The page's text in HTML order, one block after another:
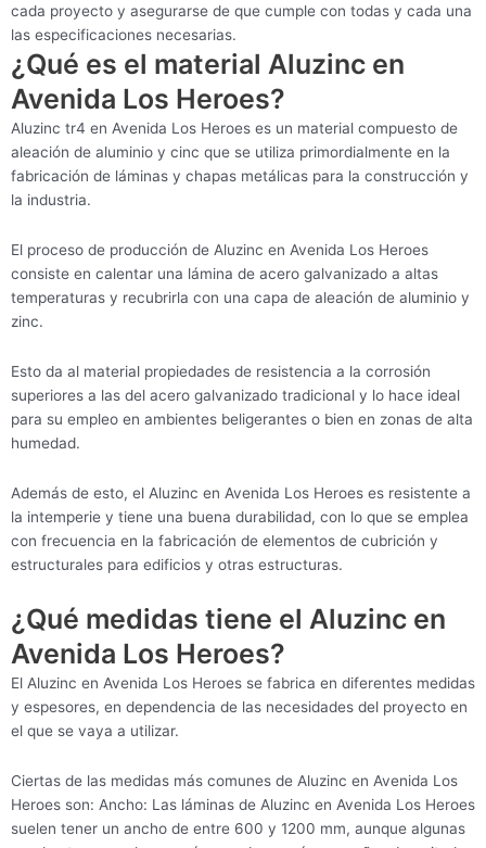
cada proyecto y asegurarse de que cumple con todas y cada una
las especificaciones necesarias.
¿Qué es el material Aluzinc en
Avenida Los Heroes?
Aluzinc tr4 en Avenida Los Heroes es un material compuesto de
aleación de aluminio y cinc que se utiliza primordialmente en la
fabricación de láminas y chapas metálicas para la construcción y
la industria.
El proceso de producción de Aluzinc en Avenida Los Heroes
consiste en calentar una lámina de acero galvanizado a altas
temperaturas y recubrirla con una capa de aleación de aluminio y
zinc.
Esto da al material propiedades de resistencia a la corrosión
superiores a las del acero galvanizado tradicional y lo hace ideal
para su empleo en ambientes beligerantes o bien en zonas de alta
humedad.
Además de esto, el Aluzinc en Avenida Los Heroes es resistente a
la intemperie y tiene una buena durabilidad, con lo que se emplea
con frecuencia en la fabricación de elementos de cubrición y
estructurales para edificios y otras estructuras.
¿Qué medidas tiene el Aluzinc en
Avenida Los Heroes?
El Aluzinc en Avenida Los Heroes se fabrica en diferentes medidas
y espesores, en dependencia de las necesidades del proyecto en
el que se vaya a utilizar.
Ciertas de las medidas más comunes de Aluzinc en Avenida Los
Heroes son: Ancho: Las láminas de Aluzinc en Avenida Los Heroes
suelen tener un ancho de entre 600 y 1200 mm, aunque algunas